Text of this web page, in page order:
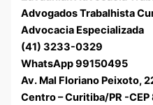
Advogados Trabalhista
Advocacia Especializada
(41) 3233-0329
WhatsApp 99150495
Av. Mal Floriano Peixoto,
Centro – Curitiba/PR -